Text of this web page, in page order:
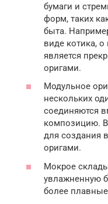
бумаги и
форм, таких
быта.
виде котика,
является
оригами.
Модульное
нескольких
соединяются
композицию.
для создания
оригами.
Мокрое
увлажненную
более